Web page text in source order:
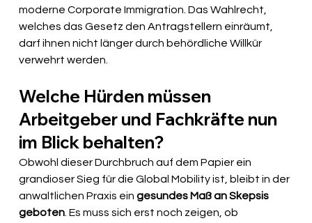
moderne Corporate Immigration. Das Wahlrecht,
welches das Gesetz den Antragstellern einräumt,
darf ihnen nicht länger durch behördliche Willkür
verwehrt werden.
Welche Hürden müssen
Arbeitgeber und Fachkräfte nun
im Blick behalten?
Obwohl dieser Durchbruch auf dem Papier ein
grandioser Sieg für die Global Mobility ist, bleibt in der
anwaltlichen Praxis ein gesundes Maß an Skepsis
geboten . Es muss sich erst noch zeigen, ob